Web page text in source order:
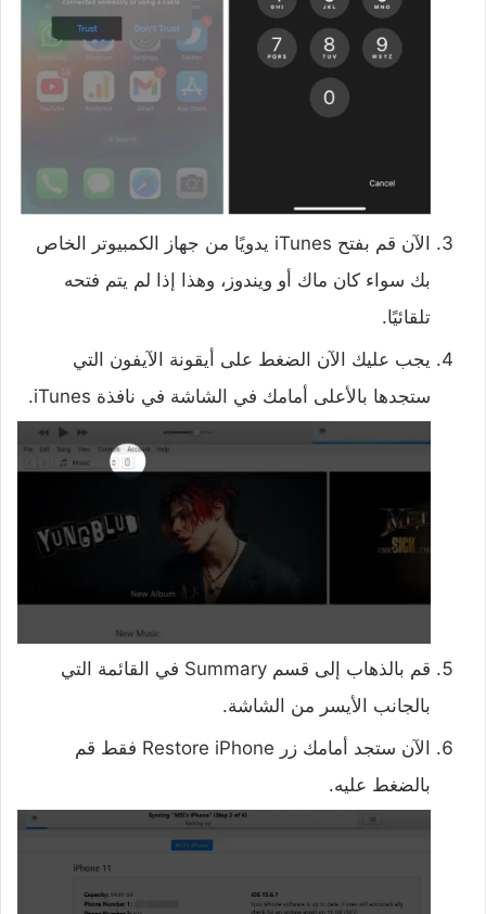
الآن قم بفتح iTunes يدويًا من جهاز الكمبيوتر الخاص
بك سواء كان ماك أو ويندوز، وهذا إذا لم يتم فتحه
تلقائيًا.
يجب عليك الآن الضغط على أيقونة الآيفون التي
ستجدها بالأعلى أمامك في الشاشة في نافذة iTunes.
قم بالذهاب إلى قسم Summary في القائمة التي
بالجانب الأيسر من الشاشة.
الآن ستجد أمامك زر Restore iPhone فقط قم
بالضغط عليه.